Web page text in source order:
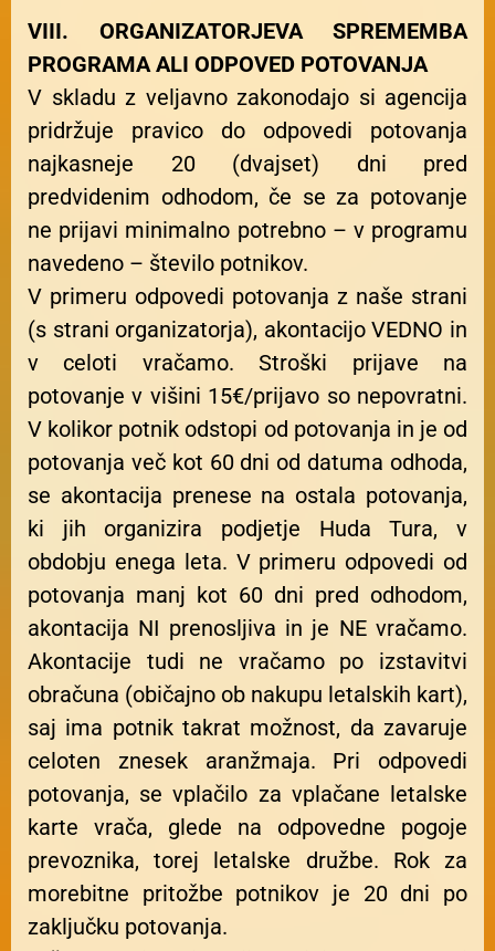
VIII. ORGANIZATORJEVA SPREMEMBA
PROGRAMA ALI ODPOVED POTOVANJA
V skladu z veljavno zakonodajo si agencija
pridržuje pravico do odpovedi potovanja
najkasneje 20 (dvajset) dni pred
predvidenim odhodom, če se za potovanje
ne prijavi minimalno potrebno – v programu
navedeno – število potnikov.
V primeru odpovedi potovanja z naše strani
(s strani organizatorja), akontacijo VEDNO in
v celoti vračamo. Stroški prijave na
potovanje v višini 15€/prijavo so nepovratni.
V kolikor potnik odstopi od potovanja in je od
potovanja več kot 60 dni od datuma odhoda,
se akontacija prenese na ostala potovanja,
ki jih organizira podjetje Huda Tura, v
obdobju enega leta. V primeru odpovedi od
potovanja manj kot 60 dni pred odhodom,
akontacija NI prenosljiva in je NE vračamo.
Akontacije tudi ne vračamo po izstavitvi
obračuna (običajno ob nakupu letalskih kart),
saj ima potnik takrat možnost, da zavaruje
celoten znesek aranžmaja. Pri odpovedi
potovanja, se vplačilo za vplačane letalske
karte vrača, glede na odpovedne pogoje
prevoznika, torej letalske družbe. Rok za
morebitne pritožbe potnikov je 20 dni po
zaključku potovanja.